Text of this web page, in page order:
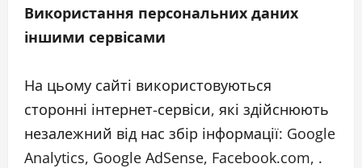
Використання персональних даних
іншими сервісами
На цьому сайті використовуються
сторонні інтернет-сервіси, які здійснюють
незалежний від нас збір інформації: Google
Analytics, Google AdSense, Facebook.com, .